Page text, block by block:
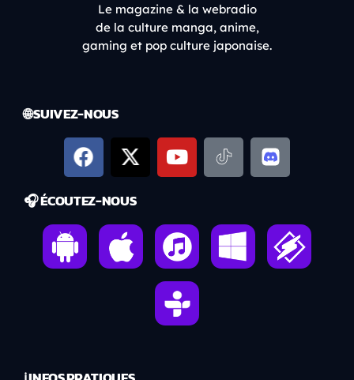
Le magazine & la webradio
de la culture manga, anime,
gaming et pop culture japonaise.
🌐 SUIVEZ-NOUS
🎧 ÉCOUTEZ-NOUS